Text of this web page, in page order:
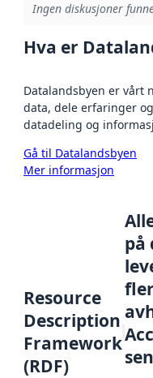
Ingen diskusjoner
Hva er
Datalandsbyen er vårt
data, dele erfaringer
datadeling og
Gå til Datalandsbyen
Mer informasjon
Resource
Description
Framework
(RDF)
på